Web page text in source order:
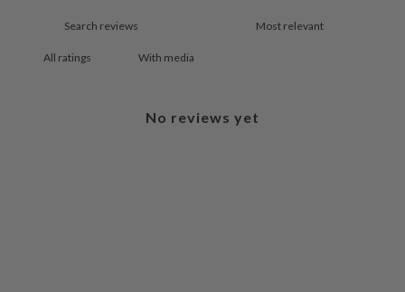
With media
No reviews yet